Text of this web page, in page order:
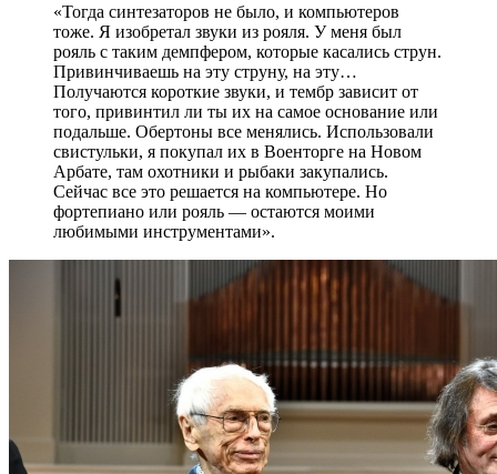
«Тогда синтезаторов не было, и компьютеров
тоже. Я изобретал звуки из рояля. У меня был
рояль с таким демпфером, которые касались струн.
Привинчиваешь на эту струну, на эту…
Получаются короткие звуки, и тембр зависит от
того, привинтил ли ты их на самое основание или
подальше. Обертоны все менялись. Использовали
свистульки, я покупал их в Военторге на Новом
Арбате, там охотники и рыбаки закупались.
Сейчас все это решается на компьютере. Но
фортепиано или рояль — остаются моими
любимыми инструментами».